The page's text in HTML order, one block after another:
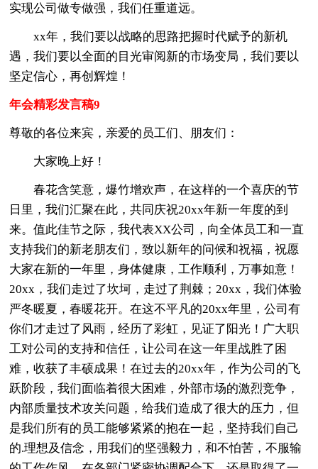
实现公司做专做强，我们任重道远。
xx年，我们要以战略的思路把握时代赋予的新机
遇，我们要以全面的目光审阅新的市场变局，我们要以
坚定信心，再创辉煌！
年会精彩发言稿9
尊敬的各位来宾，亲爱的员工们、朋友们：
大家晚上好！
春花含笑意，爆竹增欢声，在这样的一个喜庆的节
日里，我们汇聚在此，共同庆祝20xx年新一年度的到
来。值此佳节之际，我代表XX公司，向全体员工和一直
支持我们的新老朋友们，致以新年的问候和祝福，祝愿
大家在新的一年里，身体健康，工作顺利，万事如意！
20xx，我们走过了坎坷，走过了荆棘；20xx，我们体验
严冬暖夏，春暖花开。在这不平凡的20xx年里，公司有
你们才走过了风雨，经历了彩虹，见证了阳光！广大职
工对公司的支持和信任，让公司在这一年里战胜了困
难，收获了丰硕成果！在过去的20xx年，作为公司的飞
跃阶段，我们面临着很大困难，外部市场的激烈竞争，
内部质量技术攻关问题，给我们造成了很大的压力，但
是我们所有的员工能够紧紧的抱在一起，坚持我们自己
的.理想及信念，用我们的坚强毅力，和不怕苦，不服输